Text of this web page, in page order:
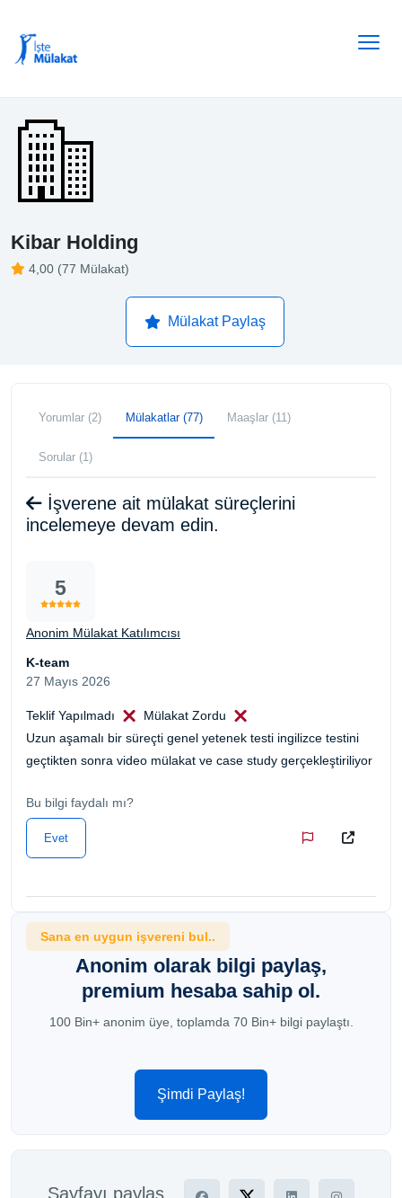
Kibar Holding
4,00 (77 Mülakat)
Mülakat Paylaş
Yorumlar (2) Mülakatlar (77) Maaşlar (11)
Sorular (1)
İşverene ait mülakat süreçlerini
incelemeye devam edin.
5
Anonim Mülakat Katılımcısı
K-team
27 Mayıs 2026
Teklif Yapılmadı
Mülakat Zordu
Uzun aşamalı bir süreçti genel yetenek testi ingilizce testini
geçtikten sonra video mülakat ve case study gerçekleştiriliyor
Bu bilgi faydalı mı?
Evet
Sana en uygun işvereni bul..
Anonim olarak bilgi paylaş,
premium hesaba sahip ol.
100 Bin+ anonim üye, toplamda 70 Bin+ bilgi paylaştı.
Şimdi Paylaş!
Sayfayı paylaş